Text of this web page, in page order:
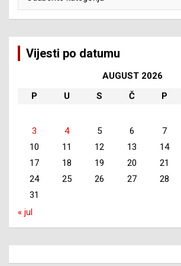
Vijesti po datumu
AUGUST 2026
P
U S Č P
3
4 5 6 7
10
11 12 13 14
17
18 19 20 21
24
25 26 27 28
31
« jul